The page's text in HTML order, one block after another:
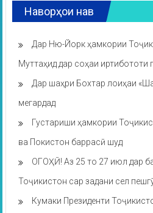
Наворҳои нав
Дар Ню-Йорк ҳамкории
Муттаҳид дар соҳаи иртибототи
Дар шаҳри Бохтар лоиҳаи
мегардад
Густариши ҳамкории
ва Покистон баррасӣ шуд
ОГОҲӢ! Аз 25 то 27 июл дар
Тоҷикистон сар задани сел
Кумаки Президенти